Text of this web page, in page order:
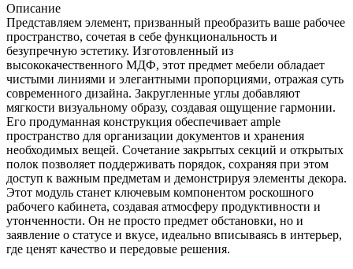
Описание
Представляем элемент, призванный преобразить ваше рабочее
пространство, сочетая в себе функциональность и
безупречную эстетику. Изготовленный из
высококачественного МДФ, этот предмет мебели обладает
чистыми линиями и элегантными пропорциями, отражая суть
современного дизайна. Закругленные углы добавляют
мягкости визуальному образу, создавая ощущение гармонии.
Его продуманная конструкция обеспечивает ample
пространство для организации документов и хранения
необходимых вещей. Сочетание закрытых секций и открытых
полок позволяет поддерживать порядок, сохраняя при этом
доступ к важным предметам и демонстрируя элементы декора.
Этот модуль станет ключевым компонентом роскошного
рабочего кабинета, создавая атмосферу продуктивности и
утонченности. Он не просто предмет обстановки, но и
заявление о статусе и вкусе, идеально вписываясь в интерьер,
где ценят качество и передовые решения.